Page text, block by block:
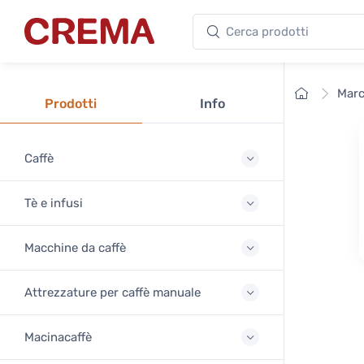
Crema Cerca prodotti
Prodotti Info
Caffè
Tè e infusi
Macchine da caffè
Attrezzature per caffè manuale
Macinacaffè
Home